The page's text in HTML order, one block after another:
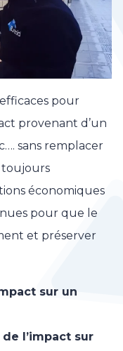
pour
provenant d’un
sans remplacer
toujours
économiques
pour que le
et préserver
sur un
l’impact sur